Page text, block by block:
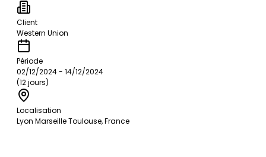
Client
Western Union
Période
02/12/2024 - 14/12/2024
(12 jours)
Localisation
Lyon Marseille Toulouse, France